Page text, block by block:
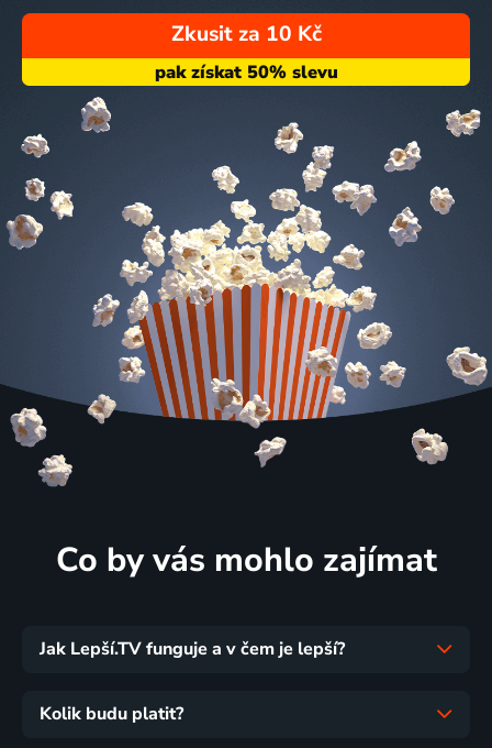
Zkusit za 10 Kč
Co by vás mohlo zajímat
Jak Lepší.TV funguje a v čem je lepší?
Kolik budu platit?